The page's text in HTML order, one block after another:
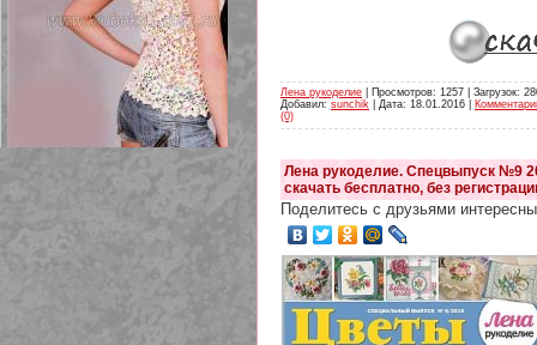
209 Белая кофта из ленточного
кружева
Лена рукоделие | Просмотров: 1257 | Загрузок:
Добавил: sunchik | Дата: 18.01.2016
(0)
Лена рукоделие. Спецвыпуск №9
скачать бесплатно, без
Поделитесь с друзьями